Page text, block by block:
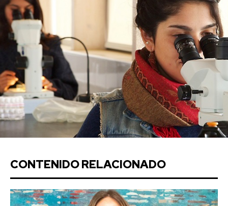
CONTENIDO RELACIONADO